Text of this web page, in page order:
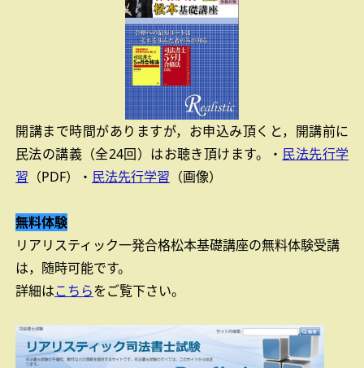
開講まで時間がありますが，お申込み頂くと，開講前に
民法の講義（全24回）はお聴き頂けます。
・ 民法先行学
習 （PDF） ・ 民法先行学習 （画像）
無料体験
リアリスティック一発合格松本基礎講座の無料体験受講
は，随時可能です。
詳細はこちらをご覧下さい。